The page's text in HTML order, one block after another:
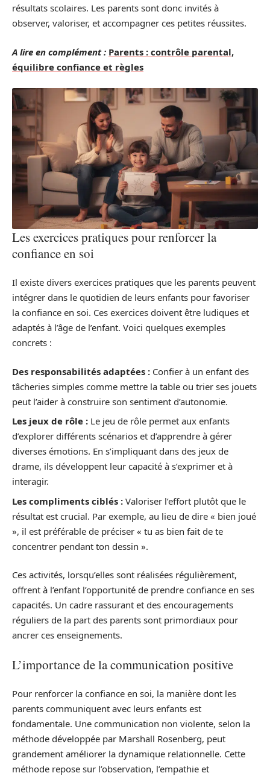
résultats scolaires. Les parents sont donc invités à
observer, valoriser, et accompagner ces petites réussites.
A lire en complément : Parents : contrôle parental,
équilibre confiance et règles
Les exercices pratiques pour renforcer la
confiance en soi
Il existe divers exercices pratiques que les parents peuvent
intégrer dans le quotidien de leurs enfants pour favoriser
la confiance en soi. Ces exercices doivent être ludiques et
adaptés à l’âge de l’enfant. Voici quelques exemples
concrets :
Des responsabilités adaptées : Confier à un enfant des
tâcheries simples comme mettre la table ou trier ses jouets
peut l’aider à construire son sentiment d’autonomie.
Les jeux de rôle : Le jeu de rôle permet aux enfants
d’explorer différents scénarios et d’apprendre à gérer
diverses émotions. En s’impliquant dans des jeux de
drame, ils développent leur capacité à s’exprimer et à
interagir.
Les compliments ciblés : Valoriser l’effort plutôt que le
résultat est crucial. Par exemple, au lieu de dire « bien joué
», il est préférable de préciser « tu as bien fait de te
concentrer pendant ton dessin ».
Ces activités, lorsqu’elles sont réalisées régulièrement,
offrent à l’enfant l’opportunité de prendre confiance en ses
capacités. Un cadre rassurant et des encouragements
réguliers de la part des parents sont primordiaux pour
ancrer ces enseignements.
L’importance de la communication positive
Pour renforcer la confiance en soi, la manière dont les
parents communiquent avec leurs enfants est
fondamentale. Une communication non violente, selon la
méthode développée par Marshall Rosenberg, peut
grandement améliorer la dynamique relationnelle. Cette
méthode repose sur l’observation, l’empathie et